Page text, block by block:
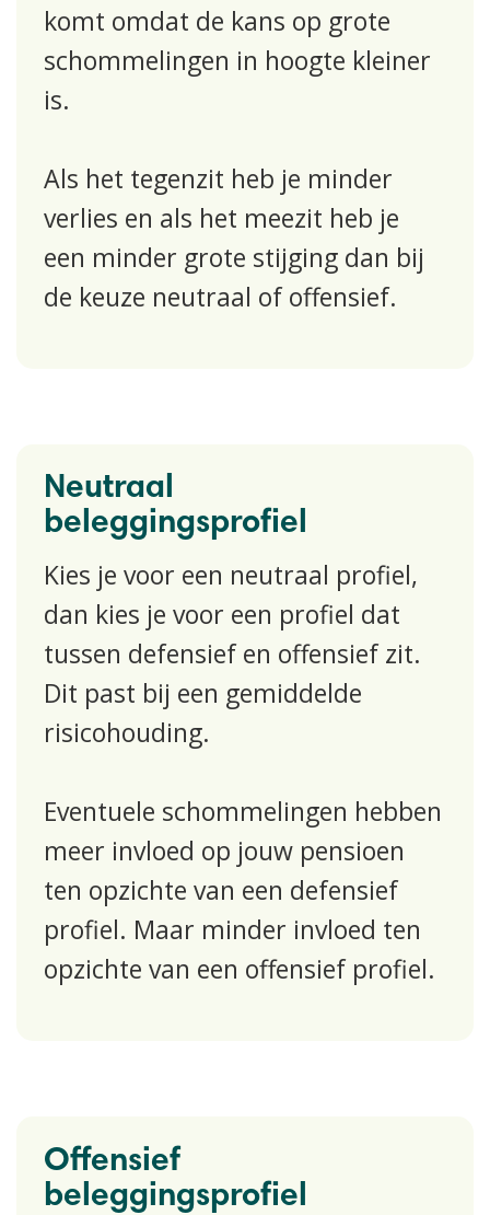
komt omdat de kans op grote
schommelingen in hoogte kleiner
is.
Als het tegenzit heb je minder
verlies en als het meezit heb je
een minder grote stijging dan bij
de keuze neutraal of offensief.
Neutraal
beleggingsprofiel
​Kies je voor een neutraal profiel,
dan kies je voor een profiel dat
tussen defensief en offensief zit.
Dit past bij een gemiddelde
risicohouding.
Eventuele schommelingen hebben
meer invloed op jouw pensioen
ten opzichte van een defensief
profiel. Maar minder invloed ten
opzichte van een offensief profiel.
Offensief
beleggingsprofiel